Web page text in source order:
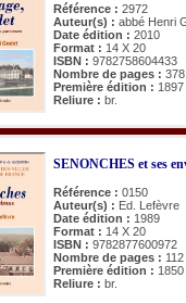
Référence : 2972
Auteur(s) : abbé Henri
Date édition : 2010
Format : 14 X 20
ISBN : 9782758604433
Nombre de pages : 378
Première édition : 1897
Reliure : br.
SENONCHES et ses
Référence : 0150
Auteur(s) : Ed. Lefèvre
Date édition : 1989
Format : 14 X 20
ISBN : 9782877600972
Nombre de pages : 112
Première édition : 1850
Reliure : br.